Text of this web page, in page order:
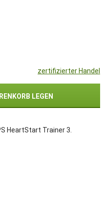
zertifizierter Handel
LEGEN
HeartStart Trainer 3.